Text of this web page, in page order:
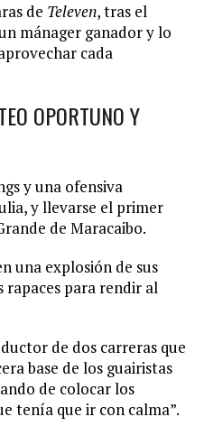
de Televen, tras el
mánager ganador y lo
cada
OPORTUNO Y
y una ofensiva
y llevarse el primer
de Maracaibo.
una explosión de sus
rapaces para rendir al
de dos carreras que
base de los guairistas
de colocar los
tenía que ir con calma”.